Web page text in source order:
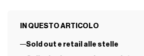
IN QUESTO ARTICOLO
Sold out e retail alle stelle